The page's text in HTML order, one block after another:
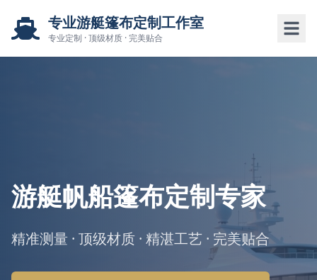
专业游艇篷布定制工作室
专业定制 · 顶级材质 · 完美贴合
游艇帆船篷布定制专家
精准测量 · 顶级材质 · 精湛工艺 · 完美贴合